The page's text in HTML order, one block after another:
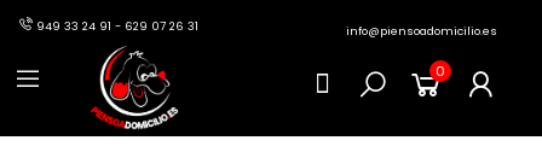
949 33 24 91 - 629 07 26 31 info@piensoadomicilio.es
0